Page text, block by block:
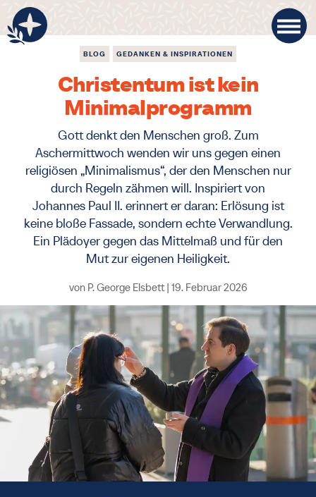
BLOG GEDANKEN & INSPIRATIONEN
Christentum ist kein
Minimalprogramm
Gott denkt den Menschen groß. Zum
Aschermittwoch wenden wir uns gegen einen
religiösen „Minimalismus“, der den Menschen nur
durch Regeln zähmen will. Inspiriert von
Johannes Paul II. erinnert er daran: Erlösung ist
keine bloße Fassade, sondern echte Verwandlung.
Ein Plädoyer gegen das Mittelmaß und für den
Mut zur eigenen Heiligkeit.
von P. George Elsbett| 19. Februar 2026